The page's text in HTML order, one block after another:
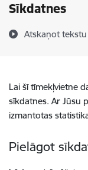
Sīkdatnes
Atskaņot tekstu
Lai šī tīmekļvietne
sīkdatnes. Ar Jūsu
izmantotas
Pielāgot